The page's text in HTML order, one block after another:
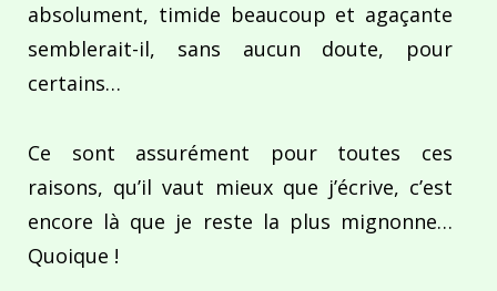
absolument, timide beaucoup et agaçante
semblerait-il, sans aucun doute, pour
certains…
Ce sont assurément pour toutes ces
raisons, qu’il vaut mieux que j’écrive, c’est
encore là que je reste la plus mignonne…
Quoique !